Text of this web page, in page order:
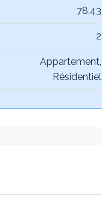
78.43
2
Appartement,
Résidentiel